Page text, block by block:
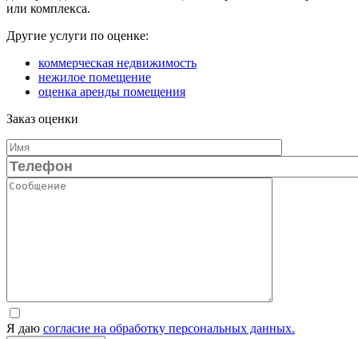
или комплекса.
Другие услуги по оценке:
коммерческая недвижимость
нежилое помещение
оценка аренды помещения
Заказ оценки
Я даю согласие на обработку персональных данных.